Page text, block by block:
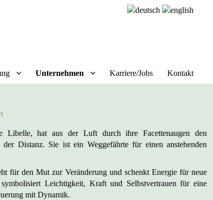
Unternehmen Karriere/Jobs Kontakt
Libelle, hat aus der Luft durch ihre Facettenaugen den
Distanz. Sie ist ein Weggefährte für einen anstehenden
für den Mut zur Veränderung und schenkt Energie für neue
Leichtigkeit, Kraft und Selbstvertrauen für eine
mit Dynamik.